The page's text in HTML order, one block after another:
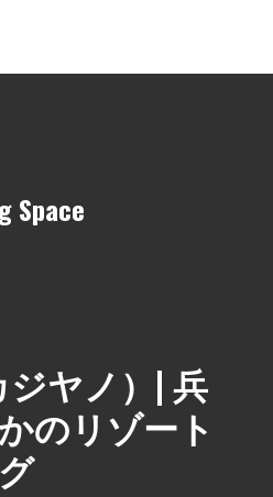
Space
ジヤノ）| 兵
のリゾート